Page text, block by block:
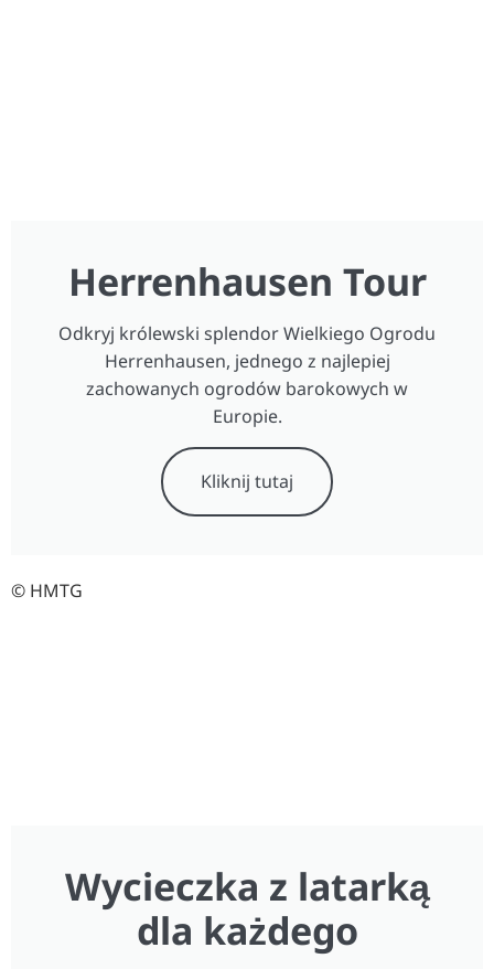
Herrenhausen Tour
Odkryj królewski splendor Wielkiego Ogrodu
Herrenhausen, jednego z najlepiej
zachowanych ogrodów barokowych w
Europie.
Kliknij tutaj
© HMTG
Wycieczka z latarką
dla każdego